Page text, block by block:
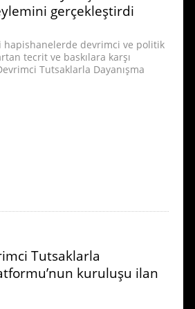
gerçekleştirdi
hapishanelerde devrimci ve politik
tecrit ve baskılara karşı
Tutsaklarla Dayanışma
Tutsaklarla
kuruluşu ilan